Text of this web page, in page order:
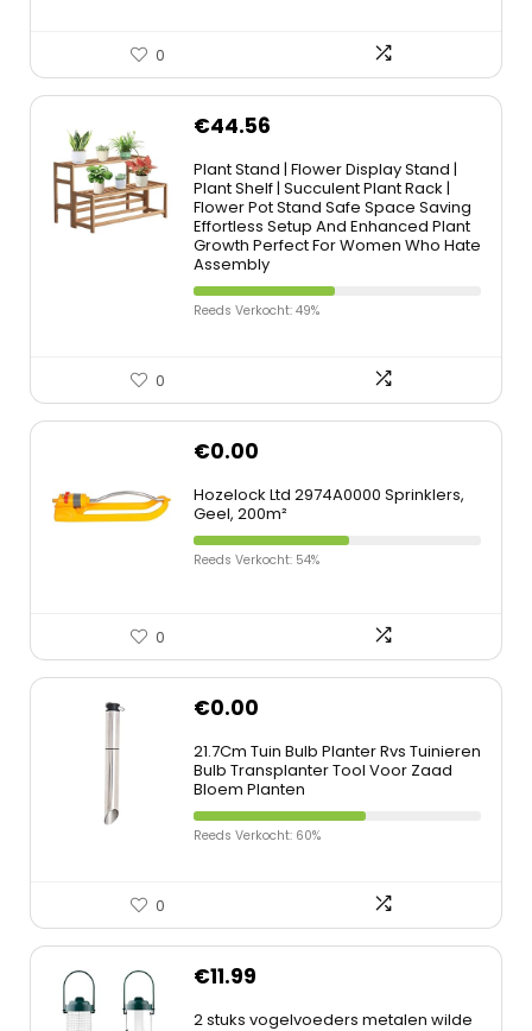
0
€44.56
Plant Stand | Flower Display Stand |
Plant Shelf | Succulent Plant Rack |
Flower Pot Stand Safe Space Saving
Effortless Setup And Enhanced Plant
Growth Perfect For Women Who Hate
Assembly
Reeds Verkocht: 49%
0
€0.00
Hozelock Ltd 2974A0000 Sprinklers,
Geel, 200m²
Reeds Verkocht: 54%
0
€0.00
21.7Cm Tuin Bulb Planter Rvs Tuinieren
Bulb Transplanter Tool Voor Zaad
Bloem Planten
Reeds Verkocht: 60%
0
€11.99
2 stuks vogelvoeders metalen wilde